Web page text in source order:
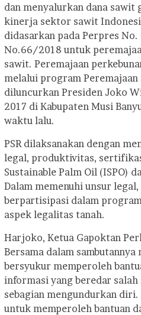
dan menyalurkan dana sawit
kinerja sektor sawit
didasarkan pada Perpres
No.66/2018 untuk
sawit. Peremajaan
melalui program Peremajaan
diluncurkan Presiden Joko
2017 di Kabupaten Musi
waktu lalu.
PSR dilaksanakan dengan
legal, produktivitas,
Sustainable Palm Oil (ISPO)
Dalam memenuhi unsur
berpartisipasi dalam
aspek legalitas tanah.
Harjoko, Ketua Gapoktan
Bersama dalam
bersyukur memperoleh
informasi yang beredar
sebagian mengundurkan
untuk memperoleh bantuan